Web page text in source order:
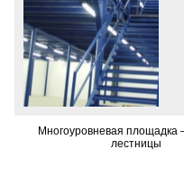
Многоуровневая
лестницы